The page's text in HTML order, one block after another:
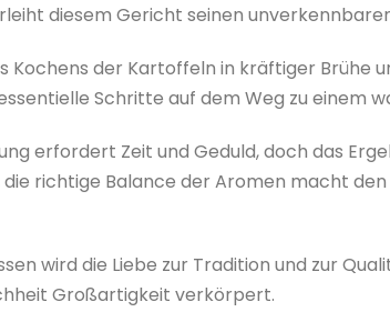
diesem Gericht seinen
Kochens der Kartoffeln in kräftiger Brühe
Schritte auf dem Weg zu einem
erfordert Zeit und Geduld, doch das
die richtige Balance der Aromen macht
wird die Liebe zur Tradition und zur
Großartigkeit verkörpert.